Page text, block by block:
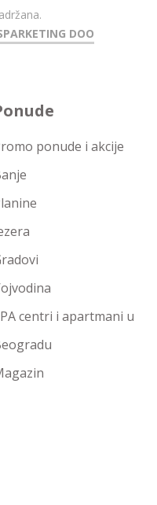
DOO
ponude i akcije
centri i apartmani u